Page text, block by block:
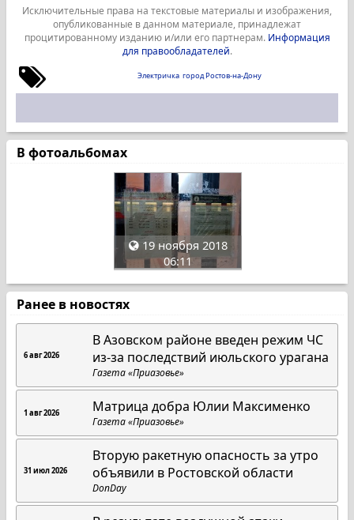
Исключительные права на текстовые материалы и изображения,
опубликованные в данном материале, принадлежат
процитированному изданию и/или его партнерам. Информация
для правообладателей.
Электричка город Ростов-на-Дону
В фотоальбомах
19 ноября 2018
06:11
Ранее в новостях
6 авг 2026
В Азовском районе введен режим ЧС
из-за последствий июльского урагана
Газета «Приазовье»
1 авг 2026 Матрица добра Юлии Максименко
Газета «Приазовье»
31 июл 2026
Вторую ракетную опасность за утро
объявили в Ростовской области
DonDay